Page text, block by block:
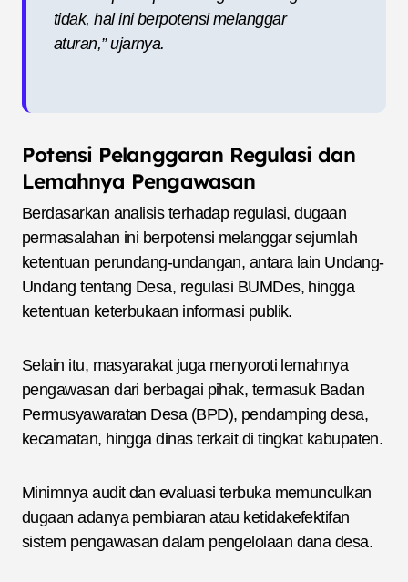
tidak, hal ini berpotensi melanggar
aturan,” ujarnya.
Potensi Pelanggaran Regulasi dan
Lemahnya Pengawasan
Berdasarkan analisis terhadap regulasi, dugaan
permasalahan ini berpotensi melanggar sejumlah
ketentuan perundang-undangan, antara lain Undang-
Undang tentang Desa, regulasi BUMDes, hingga
ketentuan keterbukaan informasi publik.
Selain itu, masyarakat juga menyoroti lemahnya
pengawasan dari berbagai pihak, termasuk Badan
Permusyawaratan Desa (BPD), pendamping desa,
kecamatan, hingga dinas terkait di tingkat kabupaten.
Minimnya audit dan evaluasi terbuka memunculkan
dugaan adanya pembiaran atau ketidakefektifan
sistem pengawasan dalam pengelolaan dana desa.